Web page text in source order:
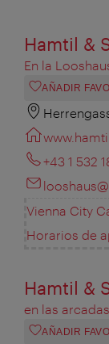
Hamtil &
En la
AÑADIR
+43 1 532
Vienna City
Horarios de
Hamtil &
en las
AÑADIR